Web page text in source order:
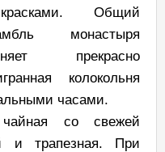
Общий
монастыря
прекрасно
колокольня
часами.
со свежей
и трапезная. При